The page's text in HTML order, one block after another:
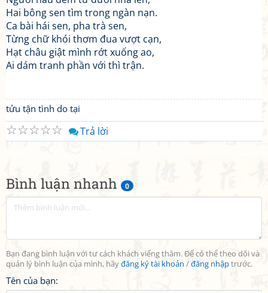
Bình luận nhanh 0
Bạn đang bình luận với tư cách khách viếng thăm. Để có thể theo dõi và
quản lý bình luận của mình, hãyđăng ký tài khoản /đăng nhậptrước.
Tên của bạn:
Hai bông sen tìm trong ngàn nạn.
Ca bài hái sen, pha trà sen,
Từng chữ khói thơm đua vượt cạn,
Hạt châu giật mình rớt xuống ao,
Ai dám tranh phần với thì trận.
tửu tận tình do tại
☆
☆
☆
☆
☆ Trả lời